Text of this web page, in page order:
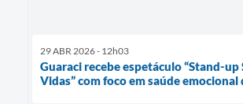
29 ABR 2026 - 12h03
Guaraci recebe espetáculo “Stand-up
Vidas” com foco em saúde emocional